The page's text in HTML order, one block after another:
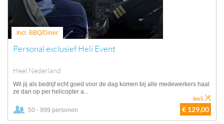
Incl. BBQ/Diner
Personal exclusief Heli Event
Heel Nederland
Wil jij als bedrijf echt goed voor de dag komen bij alle medewerkers haal
ze dan op per helicopter a...
50 - 999 personen € 129,00
incl.